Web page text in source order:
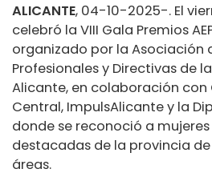
ALICANTE, 04-10-2025-. El
celebró la VIII Gala Premios
organizado por la Asociación
Profesionales y Directivas de
Alicante, en colaboración con
Central, ImpulsAlicante y la
donde se reconoció a
destacadas de la provincia
áreas.